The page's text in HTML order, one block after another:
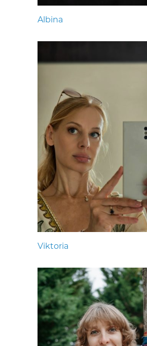
Albina
Viktoria